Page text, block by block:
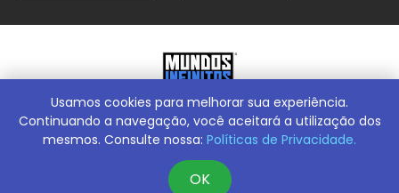
Mundos Infinitos - Publicações e Geek Store |ContentStuff
Publicações e Assinaturas Ltda. CNPJ - 05.859.917/0001-60.
Conheça nossa Loja Física:Rua Machado Bitencourt, 291 -
Usamos cookies para melhorar sua experiência.
Continuando a navegação, você aceitará a utilização dos
mesmos. Consulte nossa: Políticas de Privacidade.
OK